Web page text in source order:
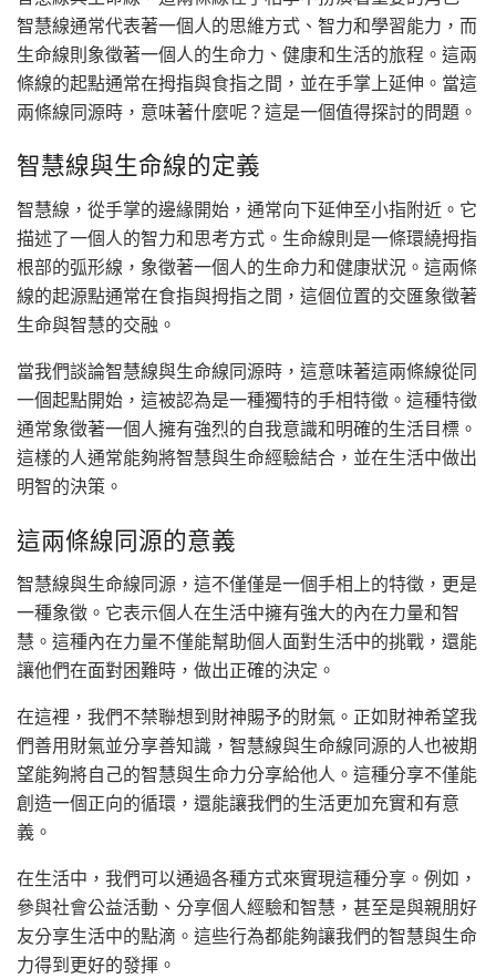
智慧線通常代表著一個人的思維方式、智力和學習能力，而
生命線則象徵著一個人的生命力、健康和生活的旅程。這兩
條線的起點通常在拇指與食指之間，並在手掌上延伸。當這
兩條線同源時，意味著什麼呢？這是一個值得探討的問題。
智慧線與生命線的定義
智慧線，從手掌的邊緣開始，通常向下延伸至小指附近。它
描述了一個人的智力和思考方式。生命線則是一條環繞拇指
根部的弧形線，象徵著一個人的生命力和健康狀況。這兩條
線的起源點通常在食指與拇指之間，這個位置的交匯象徵著
生命與智慧的交融。
當我們談論智慧線與生命線同源時，這意味著這兩條線從同
一個起點開始，這被認為是一種獨特的手相特徵。這種特徵
通常象徵著一個人擁有強烈的自我意識和明確的生活目標。
這樣的人通常能夠將智慧與生命經驗結合，並在生活中做出
明智的決策。
這兩條線同源的意義
智慧線與生命線同源，這不僅僅是一個手相上的特徵，更是
一種象徵。它表示個人在生活中擁有強大的內在力量和智
慧。這種內在力量不僅能幫助個人面對生活中的挑戰，還能
讓他們在面對困難時，做出正確的決定。
在這裡，我們不禁聯想到財神賜予的財氣。正如財神希望我
們善用財氣並分享善知識，智慧線與生命線同源的人也被期
望能夠將自己的智慧與生命力分享給他人。這種分享不僅能
創造一個正向的循環，還能讓我們的生活更加充實和有意
義。
在生活中，我們可以通過各種方式來實現這種分享。例如，
參與社會公益活動、分享個人經驗和智慧，甚至是與親朋好
友分享生活中的點滴。這些行為都能夠讓我們的智慧與生命
力得到更好的發揮。